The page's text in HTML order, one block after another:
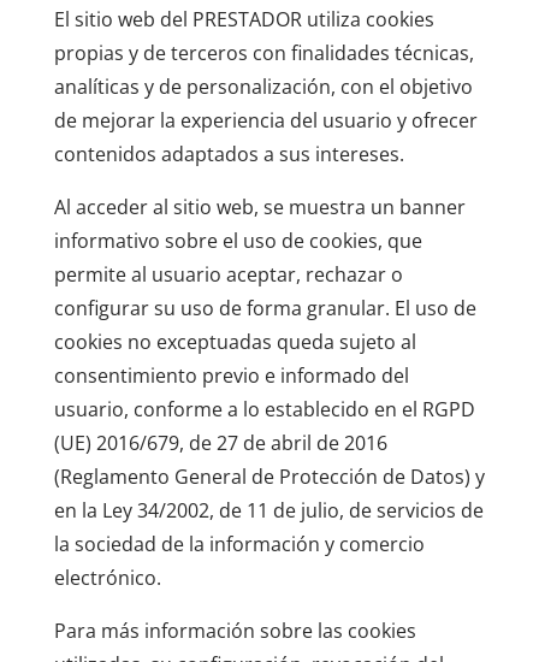
El sitio web del PRESTADOR utiliza cookies
propias y de terceros con finalidades técnicas,
analíticas y de personalización, con el objetivo
de mejorar la experiencia del usuario y ofrecer
contenidos adaptados a sus intereses.
Al acceder al sitio web, se muestra un banner
informativo sobre el uso de cookies, que
permite al usuario aceptar, rechazar o
configurar su uso de forma granular. El uso de
cookies no exceptuadas queda sujeto al
consentimiento previo e informado del
usuario, conforme a lo establecido en el RGPD
(UE) 2016/679, de 27 de abril de 2016
(Reglamento General de Protección de Datos) y
en la Ley 34/2002, de 11 de julio, de servicios de
la sociedad de la información y comercio
electrónico.
Para más información sobre las cookies